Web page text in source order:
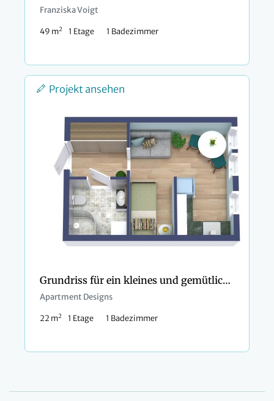
Franziska Voigt
49 m2 1 Etage 1 Badezimmer
Projekt ansehen
Grundriss für ein kleines und gemütliches Apartment
Apartment Designs
22 m2 1 Etage 1 Badezimmer